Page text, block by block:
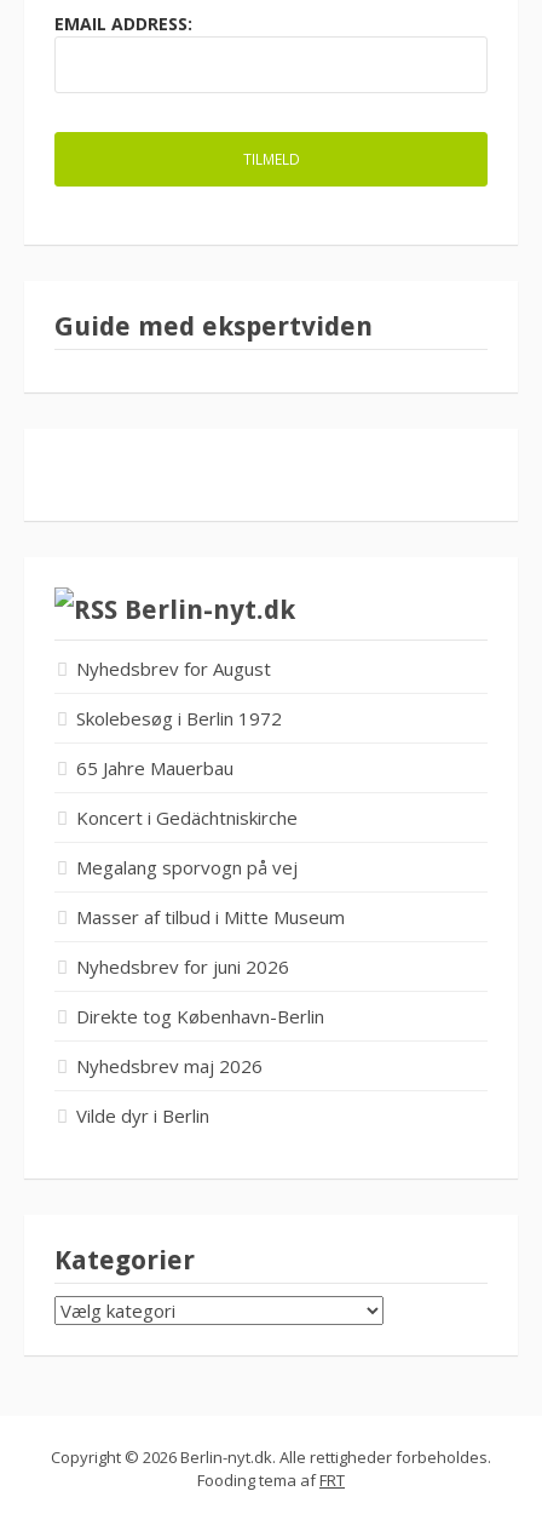
EMAIL ADDRESS:
Guide med ekspertviden
Berlin-nyt.dk
Nyhedsbrev for August
Skolebesøg i Berlin 1972
65 Jahre Mauerbau
Koncert i Gedächtniskirche
Megalang sporvogn på vej
Masser af tilbud i Mitte Museum
Nyhedsbrev for juni 2026
Direkte tog København-Berlin
Nyhedsbrev maj 2026
Vilde dyr i Berlin
Kategorier
KATEGORIER
Copyright © 2026 Berlin-nyt.dk. Alle rettigheder forbeholdes.
Fooding tema afFRT